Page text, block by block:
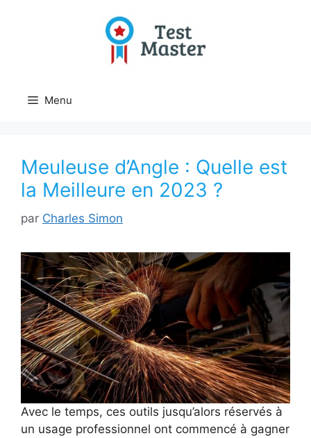
Menu
Meuleuse d’Angle : Quelle est
la Meilleure en 2023 ?
par Charles Simon
Avec le temps, ces outils jusqu’alors réservés à
un usage professionnel ont commencé à gagner